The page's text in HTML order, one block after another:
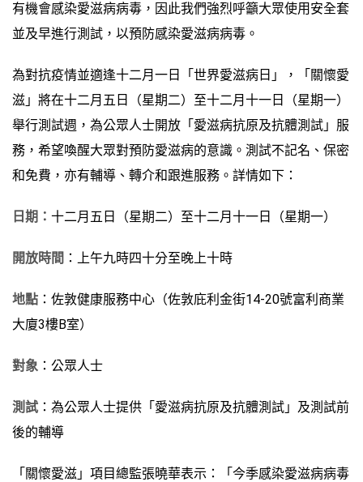
有機會感染愛滋病病毒，因此我們強烈呼籲大眾使用安全套
並及早進行測試，以預防感染愛滋病病毒。
為對抗疫情並適逢十二月一日「世界愛滋病日」，「關懷愛
滋」將在十二月五日（星期二）至十二月十一日（星期一）
舉行測試週，為公眾人士開放「愛滋病抗原及抗體測試」服
務，希望喚醒大眾對預防愛滋病的意識。測試不記名、保密
和免費，亦有輔導、轉介和跟進服務。詳情如下：
日期： 十二月五日（星期二）至十二月十一日（星期一）
開放時間 ：上午九時四十分至晚上十時
地點 ：佐敦健康服務中心（佐敦庇利金街14-20號富利商業
大廈3樓B室）
對象 ：公眾人士
測試 ：為公眾人士提供「愛滋病抗原及抗體測試」及測試前
後的輔導
「關懷愛滋」項目總監張曉華表示：「今季感染愛滋病病毒